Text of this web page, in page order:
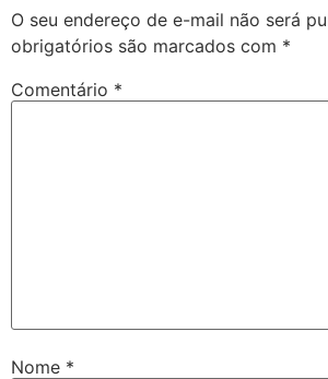
O seu endereço de e-mail não será
obrigatórios são marcados com *
Comentário *
Nome *